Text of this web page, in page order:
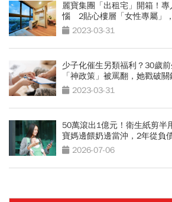
麗寶集團「出租宅」開箱！
惱 2貼心樓層「女性專屬」
2023-03-31
少子化催生另類福利？30歲
「神政策」被罵翻，她戳破
2023-03-31
50萬滾出1億元！衛生紙剪半
寶媽邊餵奶邊當沖，2年從負
2026-07-06